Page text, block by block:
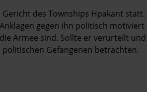
des Townships Hpakant statt.
gegen ihn politisch motiviert
Armee sind. Sollte er verurteilt und
Gefangenen betrachten.